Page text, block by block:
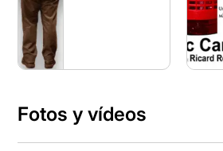
Fotos y vídeos